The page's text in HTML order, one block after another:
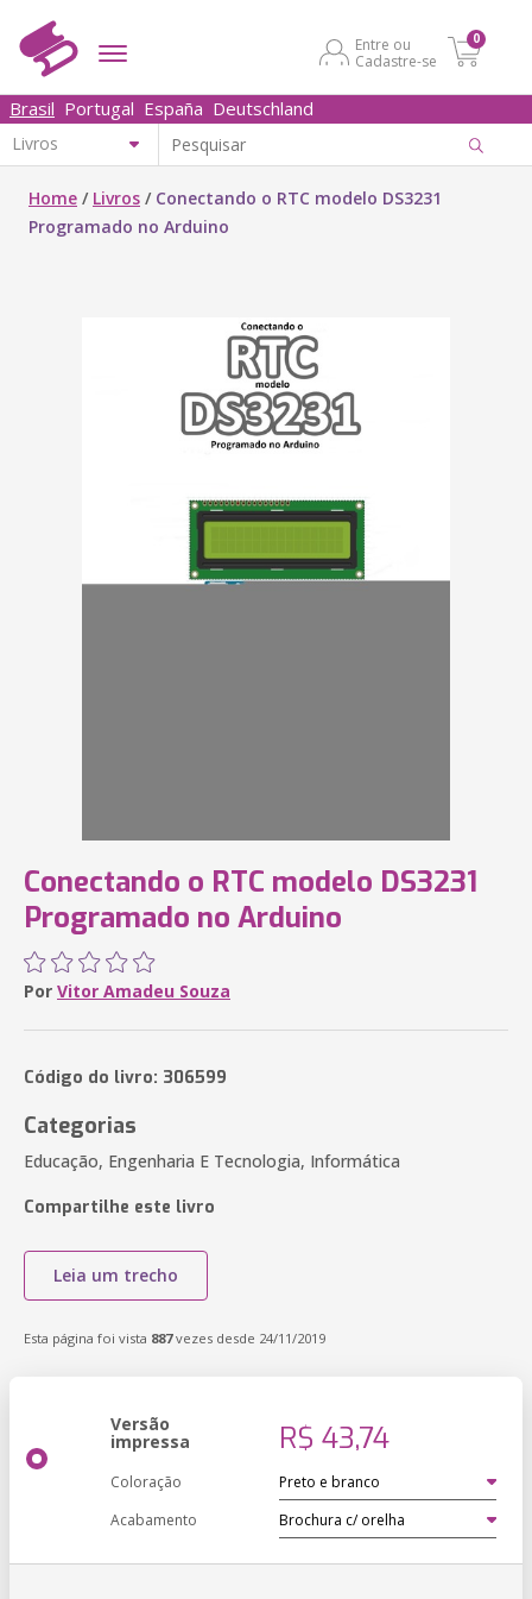
Entre ou
Cadastre-se
0
Brasil Portugal España Deutschland
Home / Livros / Conectando o RTC modelo DS3231
Programado no Arduino
Conectando o RTC modelo DS3231
Programado no Arduino
Por Vitor Amadeu Souza
Código do livro: 306599
Categorias
Educação, Engenharia E Tecnologia, Informática
Compartilhe este livro
Leia um trecho
Esta página foi vista 887vezes desde 24/11/2019
Versão
impressa R$ 43,74
Coloração
Acabamento